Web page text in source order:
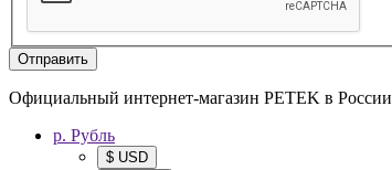
Отправить
Официальный интернет-магазин PETEK в России
р. Рубль
$ USD